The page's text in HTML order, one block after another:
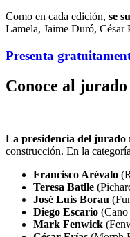
Como en cada edición, se
Lamela, Jaime Duró,
Presenta
Conoce al jurado
La presidencia del jurado
construcción. En la
Francisco Arévalo
Teresa Batlle
José Luis Borau
Diego Escario
Mark Fenwick